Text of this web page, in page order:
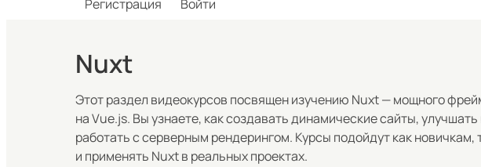
Регистрация Войти
Nuxt
Этот раздел видеокурсов посвящен изучению Nuxt — мощного
на Vue.js. Вы узнаете, как создавать динамические сайты,
работать с серверным рендерингом. Курсы подойдут как новичкам,
и применять Nuxt в реальных проектах.